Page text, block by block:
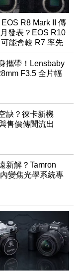
R8 Mark II 傳
發表？EOS R10
可能會較 R7 率先
攜帶！Lensbaby
F3.5 全片幅
缺？徠卡新機
售價傳聞流出
新解？Tamron
變焦光學系統專